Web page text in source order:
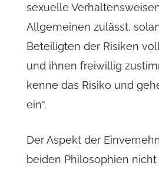
sexuelle
Allgemeinen zulässt,
Beteiligten der Risiken
und ihnen freiwillig
kenne das Risiko und
ein“.
Der Aspekt der
beiden Philosophien nicht